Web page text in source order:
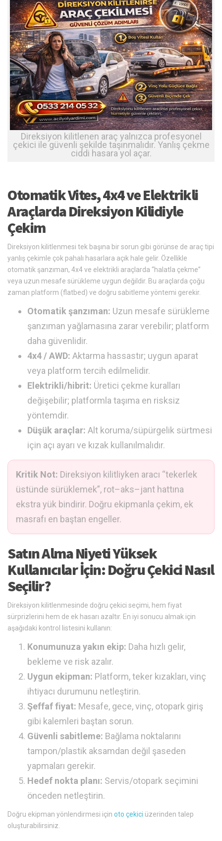
Direksiyon kilitlenen araç yalnızca profesyonel
çekici ile güvenli şekilde taşınmalıdır. Yanlış çekme
ciddi hasara yol açar.
Otomatik Vites, 4x4 ve Elektrikli
Araçlarda Direksiyon Kilidiyle
Çekim
Direksiyon kilitlenmesi tek başına bir sorun gibi görünse de araç tipi
yanlış çekimle çok pahalı hasarlara açık hale gelir. Özellikle
otomatik şanzıman, 4x4 ve elektrikli araçlarda “halatla çekme”
veya uzun mesafe sürükleme uygun değildir. Bu araçlarda çoğu
zaman platform (flatbed) ve doğru sabitleme yöntemi gerekir.
Otomatik şanzıman: Uzun mesafe sürükleme
şanzıman yağlamasına zarar verebilir; platform
daha güvenlidir.
4x4 / AWD: Aktarma hassastır; uygun aparat
veya platform tercih edilmelidir.
Elektrikli/hibrit: Üretici çekme kuralları
değişebilir; platformla taşıma en risksiz
yöntemdir.
Düşük araçlar: Alt koruma/süpürgelik sürtmesi
için açı ayarı ve kızak kullanılmalıdır.
Kritik Not: Direksiyon kilitliyken aracı “tekerlek
üstünde sürüklemek”, rot–aks–jant hattına
ekstra yük bindirir. Doğru ekipmanla çekim, ek
masrafı en baştan engeller.
Satın Alma Niyeti Yüksek
Kullanıcılar İçin: Doğru Çekici Nasıl
Seçilir?
Direksiyon kilitlenmesinde doğru çekici seçimi, hem fiyat
sürprizlerini hem de ek hasarı azaltır. En iyi sonucu almak için
aşağıdaki kontrol listesini kullanın:
Konumunuza yakın ekip: Daha hızlı gelir,
bekleme ve risk azalır.
Uygun ekipman: Platform, teker kızakları, vinç
ihtiyacı durumunu netleştirin.
Şeffaf fiyat: Mesafe, gece, vinç, otopark giriş
gibi kalemleri baştan sorun.
Güvenli sabitleme: Bağlama noktalarını
tampon/plastik aksamdan değil şaseden
yapmaları gerekir.
Hedef nokta planı: Servis/otopark seçimini
önceden netleştirin.
Doğru ekipman yönlendirmesi için oto çekici üzerinden talep
oluşturabilirsiniz.